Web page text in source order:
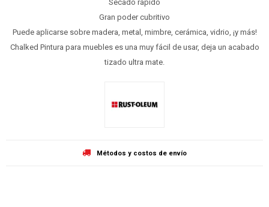
Secado rápido
Gran poder cubritivo
Puede aplicarse sobre madera, metal, mimbre, cerámica, vidrio, ¡y más!
Chalked Pintura para muebles es una muy fácil de usar, deja un acabado
tizado ultra mate.
Métodos y costos de envío